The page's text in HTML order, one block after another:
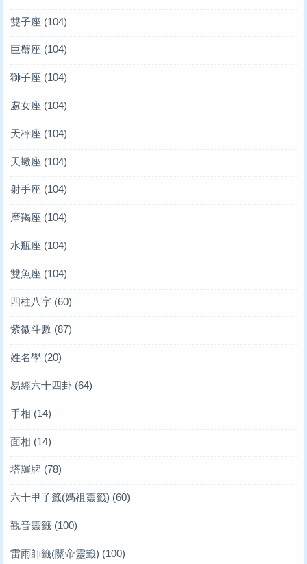
雙子座 (104)
巨蟹座 (104)
獅子座 (104)
處女座 (104)
天秤座 (104)
天蠍座 (104)
射手座 (104)
摩羯座 (104)
水瓶座 (104)
雙魚座 (104)
四柱八字 (60)
紫微斗數 (87)
姓名學 (20)
易經六十四卦 (64)
手相 (14)
面相 (14)
塔羅牌 (78)
六十甲子籤(媽祖靈籤) (60)
觀音靈籤 (100)
雷雨師籤(關帝靈籤) (100)